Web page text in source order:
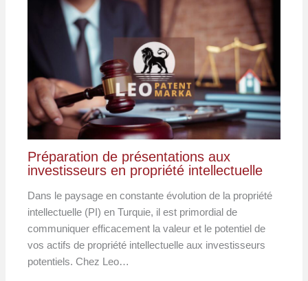
Préparation de présentations aux
investisseurs en propriété intellectuelle
Dans le paysage en constante évolution de la propriété
intellectuelle (PI) en Turquie, il est primordial de
communiquer efficacement la valeur et le potentiel de
vos actifs de propriété intellectuelle aux investisseurs
potentiels. Chez Leo…